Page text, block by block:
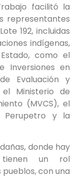
facilitó la
representantes
192, incluidas
indígenas,
como el
Inversiones en
Evaluación y
el Ministerio de
(MVCS), el
Perupetro y la
donde hay
tienen un rol
con una